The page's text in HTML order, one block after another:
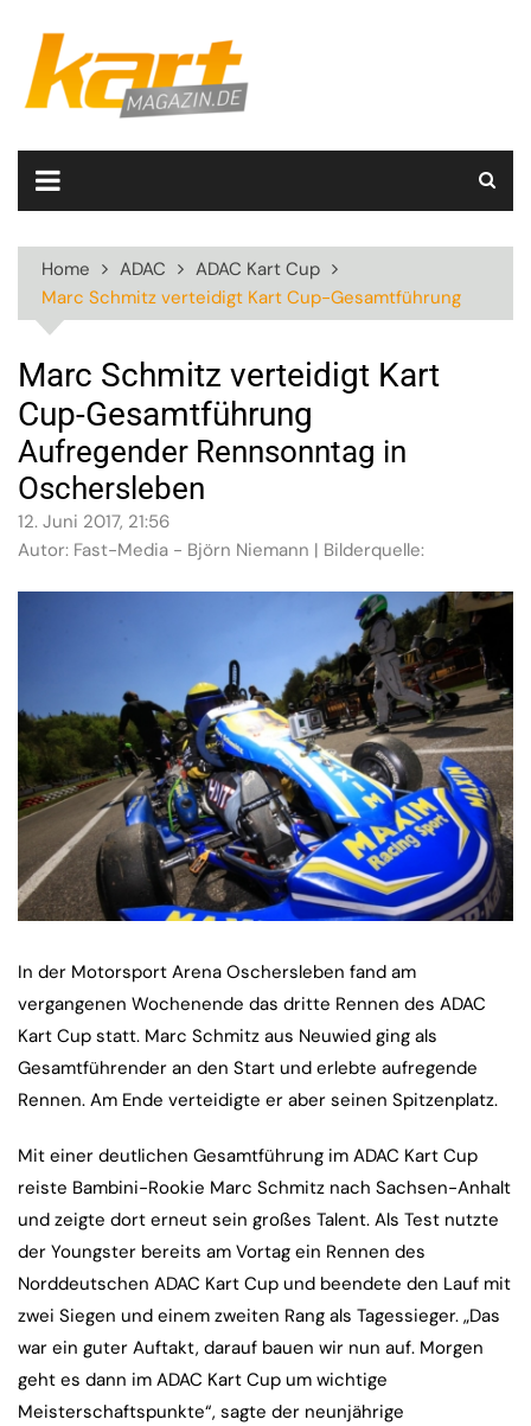
content
Home ADAC
ADAC Kart Cup
Marc Schmitz verteidigt Kart Cup-Gesamtführung
Marc Schmitz verteidigt Kart
Cup-Gesamtführung
Aufregender Rennsonntag in
Oschersleben
12. Juni 2017, 21:56
Autor: Fast-Media - Björn Niemann | Bilderquelle:
In der Motorsport Arena Oschersleben fand am
vergangenen Wochenende das dritte Rennen des ADAC
Kart Cup statt. Marc Schmitz aus Neuwied ging als
Gesamtführender an den Start und erlebte aufregende
Rennen. Am Ende verteidigte er aber seinen Spitzenplatz.
Mit einer deutlichen Gesamtführung im ADAC Kart Cup
reiste Bambini-Rookie Marc Schmitz nach Sachsen-Anhalt
und zeigte dort erneut sein großes Talent. Als Test nutzte
der Youngster bereits am Vortag ein Rennen des
Norddeutschen ADAC Kart Cup und beendete den Lauf mit
zwei Siegen und einem zweiten Rang als Tagessieger. „Das
war ein guter Auftakt, darauf bauen wir nun auf. Morgen
geht es dann im ADAC Kart Cup um wichtige
Meisterschaftspunkte“, sagte der neunjährige